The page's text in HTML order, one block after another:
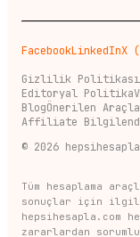
FacebookLinkedInX
Gizlilik Politikası
Editoryal Politika
BlogÖnerilen
Affiliate
© 2026
Tüm hesaplama
sonuçlar için ilgili
hepsihesapla.com
zararlardan